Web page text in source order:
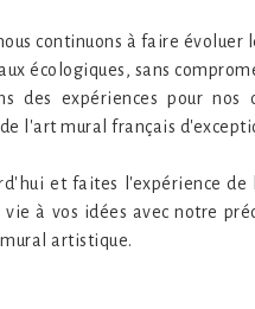
continuons à faire évoluer
écologiques, sans
des expériences pour
l'art mural français
et faites l'expérience
à vos idées avec notre
artistique.